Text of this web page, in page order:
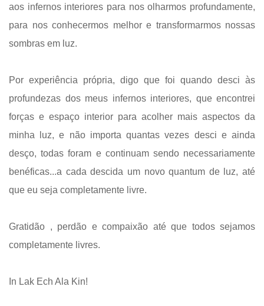
aos infernos interiores para nos olharmos profundamente,
para nos conhecermos melhor e transformarmos nossas
sombras em luz.
Por experiência própria, digo que foi quando desci às
profundezas dos meus infernos interiores, que encontrei
forças e espaço interior para acolher mais aspectos da
minha luz, e não importa quantas vezes desci e ainda
desço, todas foram e continuam sendo necessariamente
benéficas...a cada descida um novo quantum de luz, até
que eu seja completamente livre.
Gratidão , perdão e compaixão até que todos sejamos
completamente livres.
In Lak Ech Ala Kin!